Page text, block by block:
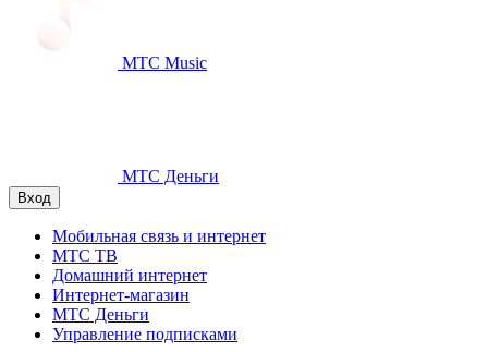
МТС Music
МТС Деньги
Вход
Мобильная связь и интернет
МТС ТВ
Домашний интернет
Интернет-магазин
МТС Деньги
Управление подписками